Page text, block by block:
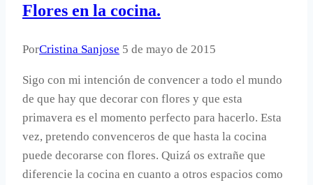
Flores en la cocina.
PorCristina Sanjose 5 de mayo de 2015
Sigo con mi intención de convencer a todo el mundo
de que hay que decorar con flores y que esta
primavera es el momento perfecto para hacerlo. Esta
vez, pretendo convenceros de que hasta la cocina
puede decorarse con flores. Quizá os extrañe que
diferencie la cocina en cuanto a otros espacios como